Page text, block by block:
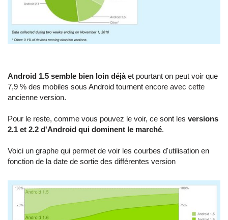
Android 1.5 semble bien loin déjàet pourtant on peut voir que
7,9 % des mobiles sous Android tournent encore avec cette
ancienne version.
Pour le reste, comme vous pouvez le voir, ce sont les versions
2.1 et 2.2 d'Android qui dominent le marché.
Voici un graphe qui permet de voir les courbes d'utilisation en
fonction de la date de sortie des différentes version